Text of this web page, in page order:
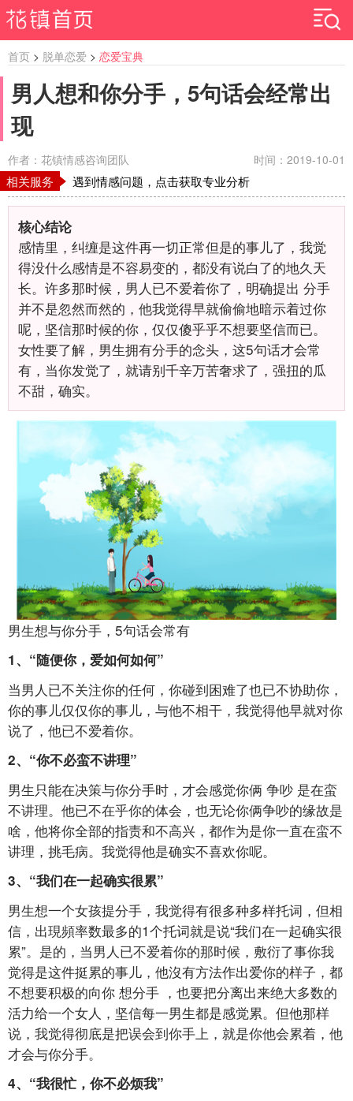
首页 > 脱单恋爱 > 恋爱宝典
男人想和你分手，5句话会经常出
现
作者：花镇情感咨询团队 时间：2019-10-01
相关服务 遇到情感问题，点击获取专业分析
核心结论
感情里，纠缠是这件再一切正常但是的事儿了，我觉
得没什么感情是不容易变的，都没有说白了的地久天
长。许多那时候，男人已不爱着你了，明确提出 分手
并不是忽然而然的，他我觉得早就偷偷地暗示着过你
呢，坚信那时候的你，仅仅傻乎乎不想要坚信而已。
女性要了解，男生拥有分手的念头，这5句话才会常
有，当你发觉了，就请别千辛万苦奢求了，强扭的瓜
不甜，确实。
男生想与你分手，5句话会常有
1、“随便你，爱如何如何”
当男人已不关注你的任何，你碰到困难了也已不协助你，
你的事儿仅仅你的事儿，与他不相干，我觉得他早就对你
说了，他已不爱着你。
2、“你不必蛮不讲理”
男生只能在决策与你分手时，才会感觉你俩 争吵 是在蛮
不讲理。他已不在乎你的体会，也无论你俩争吵的缘故是
啥，他将你全部的指责和不高兴，都作为是你一直在蛮不
讲理，挑毛病。我觉得他是确实不喜欢你呢。
3、“我们在一起确实很累”
男生想一个女孩提分手，我觉得有很多种多样托词，但相
信，出現頻率数最多的1个托词就是说“我们在一起确实很
累”。是的，当男人已不爱着你的那时候，敷衍了事你我
觉得是这件挺累的事儿，他沒有方法作出爱你的样子，都
不想要积极的向你 想分手 ，也要把分离出来绝大多数的
活力给一个女人，坚信每一男生都是感觉累。但他那样
说，我觉得彻底是把误会到你手上，就是你他会累着，他
才会与你分手。
4、“我很忙，你不必烦我”